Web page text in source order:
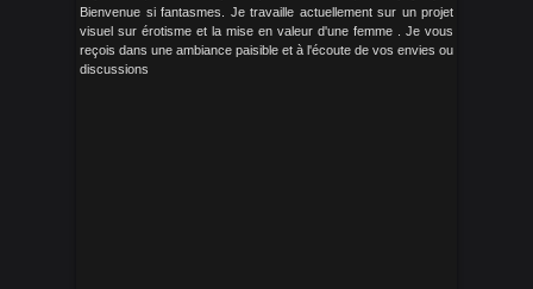
Bienvenue si fantasmes. Je travaille actuellement sur un projet
visuel sur érotisme et la mise en valeur d'une femme . Je vous
reçois dans une ambiance paisible et à l'écoute de vos envies ou
discussions